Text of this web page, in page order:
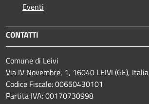
Eventi
CONTATTI
Comune di Leivi
Via IV Novembre, 1, 16040 LEIVI (GE), Italia
Codice Fiscale: 00650430101
Partita IVA: 00170730998